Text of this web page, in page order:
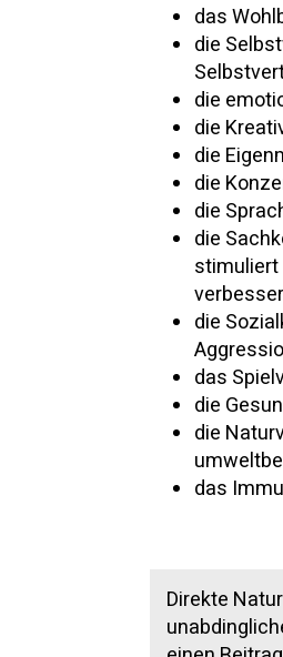
das
die
die
die
die
die
die
die
stimuliert
die
das
die
die
das
Direkte